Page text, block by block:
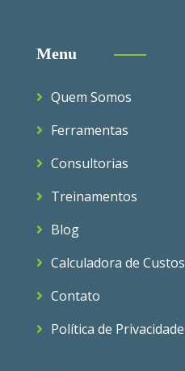
Menu
Quem Somos
Ferramentas
Consultorias
Treinamentos
Blog
Calculadora de Custos
Contato
Política de Privacidade